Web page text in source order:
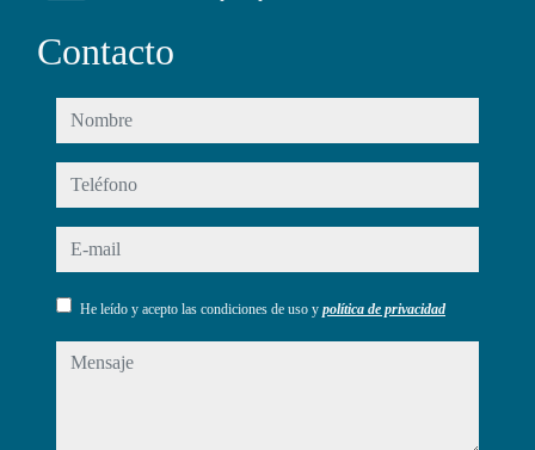
Contacto
nombre
teléfono
e-mail
He leído y acepto las condiciones de uso y política de privacidad
mensaje